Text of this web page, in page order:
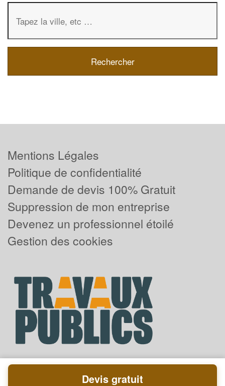
Mentions Légales
Politique de confidentialité
Demande de devis 100% Gratuit
Suppression de mon entreprise
Devenez un professionnel étoilé
Gestion des cookies
Devis gratuit